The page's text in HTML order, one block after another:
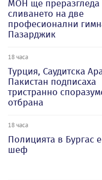
МОН ще преразгледа
сливането на две
професионални
Пазарджик
18 часа
Турция, Саудитска
Пакистан подписаха
тристранно
отбрана
18 часа
Полицията в Бургас
шеф